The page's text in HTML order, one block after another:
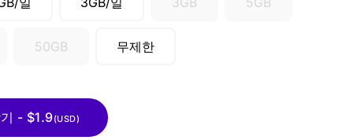
50GB 무제한
- $1.9(USD)